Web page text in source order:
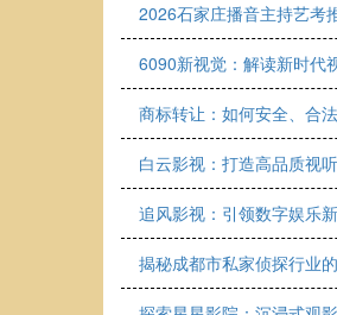
2026石家庄播音主持艺考
6090新视觉：解读新时代
商标转让：如何安全、合
白云影视：打造高品质视
追风影视：引领数字娱乐
揭秘成都市私家侦探行业